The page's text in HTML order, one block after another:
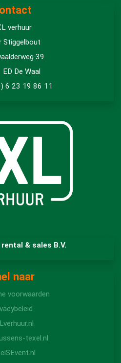
verhuur
Stiggelbout
39
De Waal
6 23 19 86 11
& sales B.V.
naar
voorwaarden
texel.nl